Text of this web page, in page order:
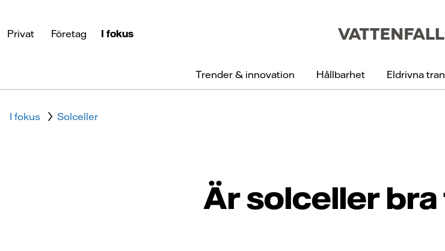
Privat Företag I fokus
Trender & innovation Hållbarhet Eldrivna
I fokus Solceller
Är solceller